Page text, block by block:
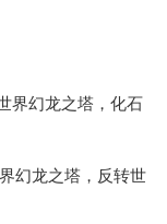
界幻龙之塔，化石
幻龙之塔，反转世